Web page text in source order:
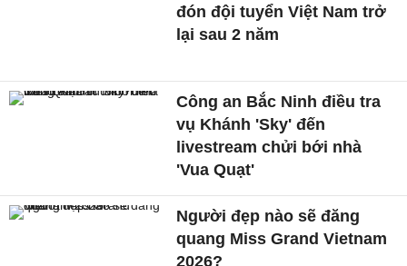
đón đội tuyển Việt Nam trở
lại sau 2 năm
Công an Bắc Ninh điều tra
vụ Khánh 'Sky' đến
livestream chửi bới nhà
'Vua Quạt'
Người đẹp nào sẽ đăng
quang Miss Grand Vietnam
2026?